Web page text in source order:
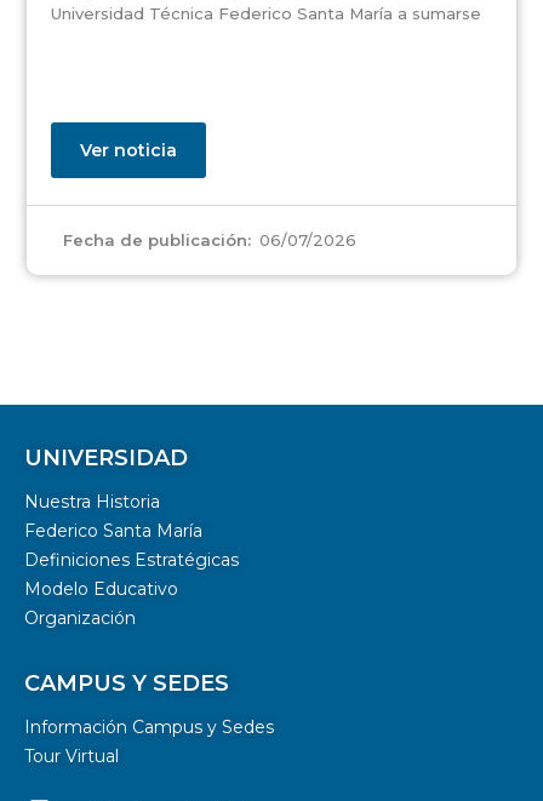
Universidad Técnica Federico Santa María a sumarse
Ver noticia
Fecha de publicación: 06/07/2026
UNIVERSIDAD
Nuestra Historia
Federico Santa María
Definiciones Estratégicas
Modelo Educativo
Organización
CAMPUS Y SEDES
Información Campus y Sedes
Tour Virtual